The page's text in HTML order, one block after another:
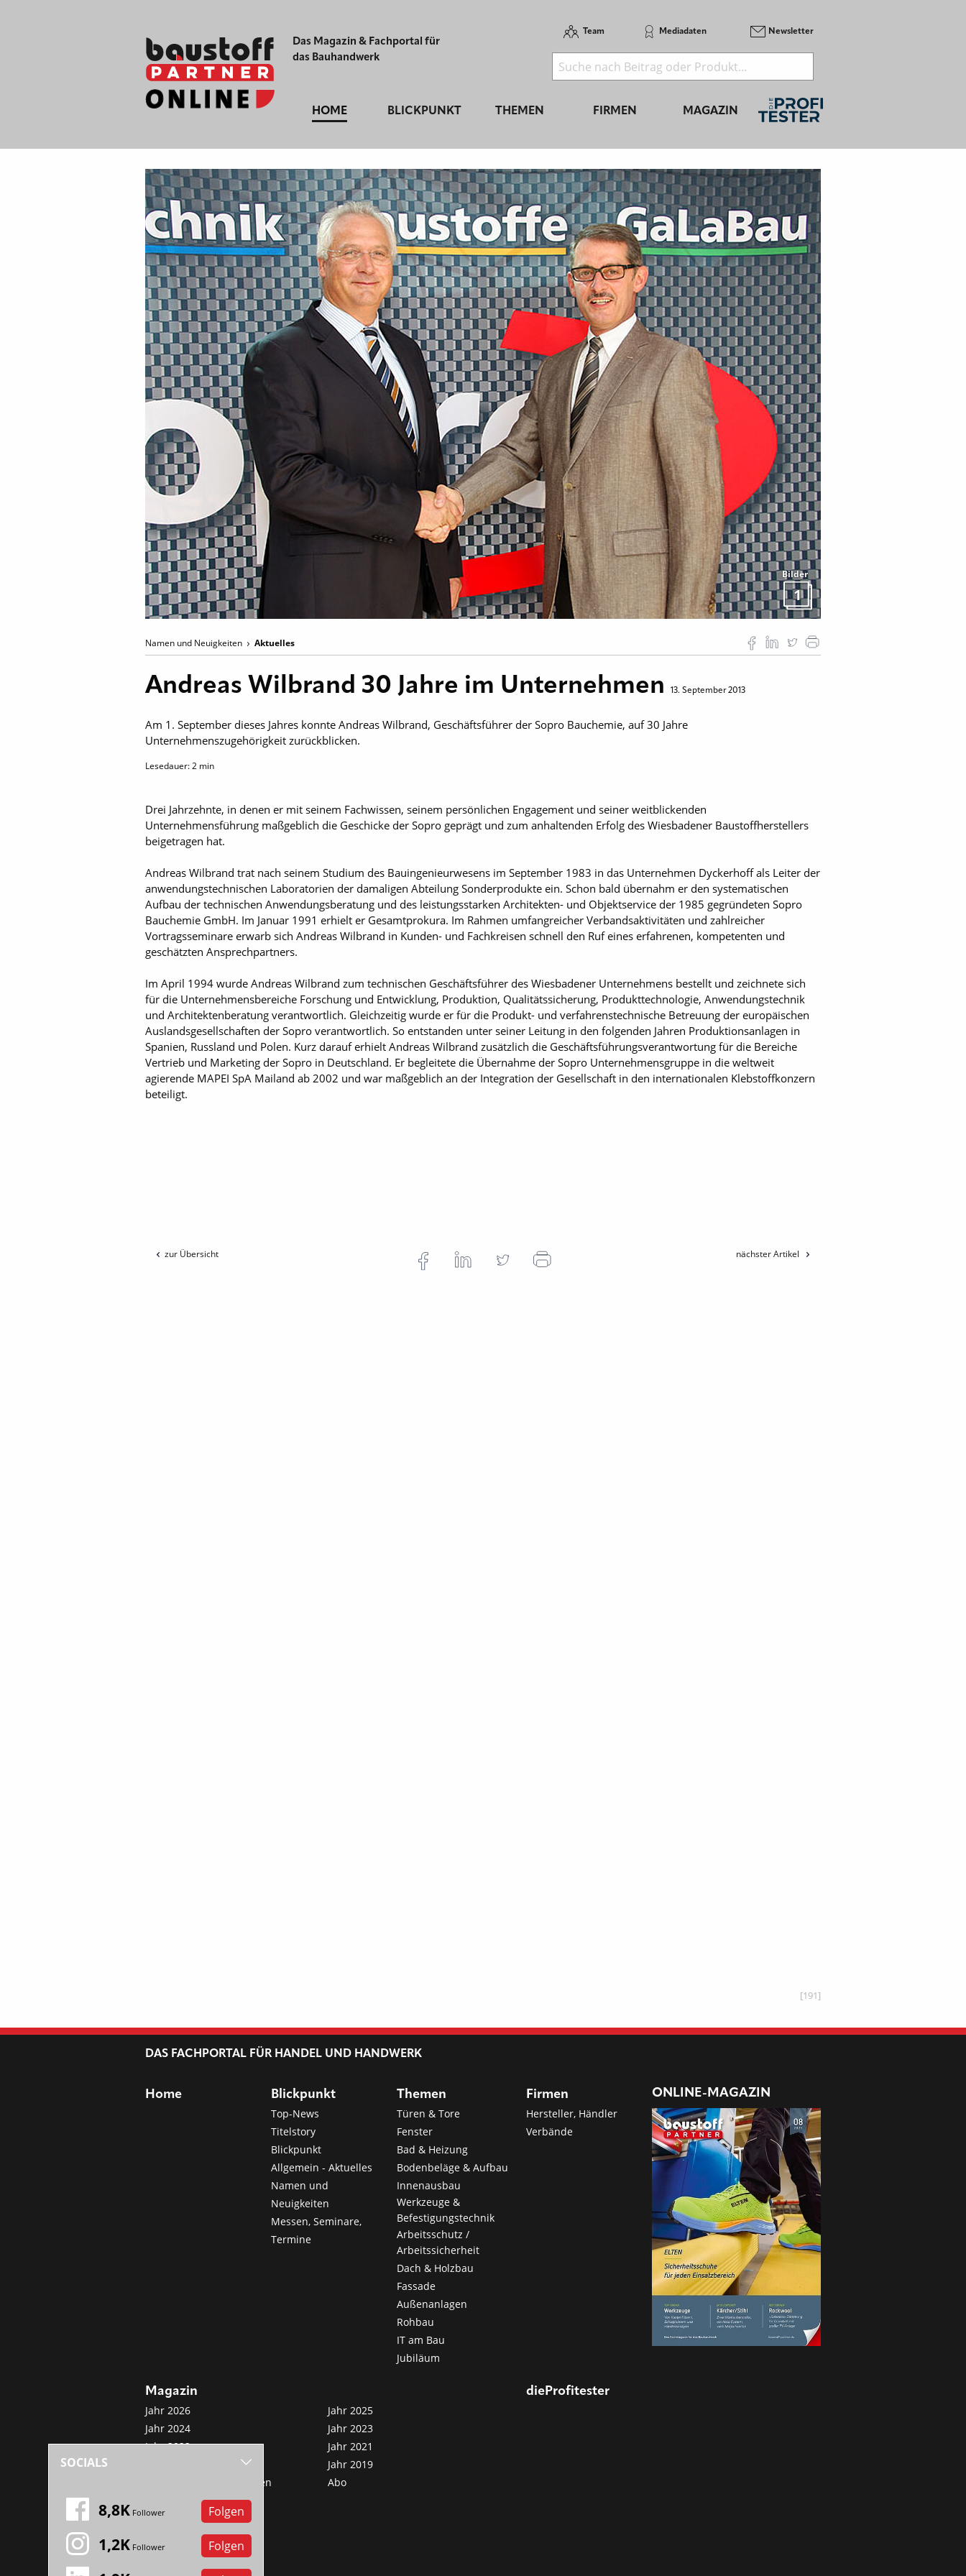
Das Magazin & Fachportal für
das Bauhandwerk
Team Mediadaten Newsletter
HOME BLICKPUNKT THEMEN FIRMEN MAGAZIN
Bilder
1
Namen und Neuigkeiten Aktuelles
Andreas Wilbrand 30 Jahre im Unternehmen 13. September 2013
Am 1. September dieses Jahres konnte Andreas Wilbrand, Geschäftsführer der Sopro Bauchemie, auf 30 Jahre
Unternehmenszugehörigkeit zurückblicken.
Lesedauer:2 min
Drei Jahrzehnte, in denen er mit seinem Fachwissen, seinem persönlichen Engagement und seiner weitblickenden
Unternehmensführung maßgeblich die Geschicke der Sopro geprägt und zum anhaltenden Erfolg des Wiesbadener Baustoffherstellers
beigetragen hat.
Andreas Wilbrand trat nach seinem Studium des Bauingenieurwesens im September 1983 in das Unternehmen Dyckerhoff als Leiter der
anwendungstechnischen Laboratorien der damaligen Abteilung Sonderprodukte ein. Schon bald übernahm er den systematischen
Aufbau der technischen Anwendungsberatung und des leistungsstarken Architekten- und Objektservice der 1985 gegründeten Sopro
Bauchemie GmbH. Im Januar 1991 erhielt er Gesamtprokura. Im Rahmen umfangreicher Verbandsaktivitäten und zahlreicher
Vortragsseminare erwarb sich Andreas Wilbrand in Kunden- und Fachkreisen schnell den Ruf eines erfahrenen, kompetenten und
geschätzten Ansprechpartners.
Im April 1994 wurde Andreas Wilbrand zum technischen Geschäftsführer des Wiesbadener Unternehmens bestellt und zeichnete sich
für die Unternehmensbereiche Forschung und Entwicklung, Produktion, Qualitätssicherung, Produkttechnologie, Anwendungstechnik
und Architektenberatung verantwortlich. Gleichzeitig wurde er für die Produkt- und verfahrenstechnische Betreuung der europäischen
Auslandsgesellschaften der Sopro verantwortlich. So entstanden unter seiner Leitung in den folgenden Jahren Produktionsanlagen in
Spanien, Russland und Polen. Kurz darauf erhielt Andreas Wilbrand zusätzlich die Geschäftsführungsverantwortung für die Bereiche
Vertrieb und Marketing der Sopro in Deutschland. Er begleitete die Übernahme der Sopro Unternehmensgruppe in die weltweit
agierende MAPEI SpA Mailand ab 2002 und war maßgeblich an der Integration der Gesellschaft in den internationalen Klebstoffkonzern
beteiligt.
zur Übersicht nächster Artikel
[191]
DAS FACHPORTAL FÜR HANDEL UND HANDWERK
Home Blickpunkt
Top-News
Titelstory
Blickpunkt
Allgemein - Aktuelles
Namen und
Neuigkeiten
Messen, Seminare,
Termine
Themen
Türen & Tore
Fenster
Bad & Heizung
Bodenbeläge & Aufbau
Innenausbau
Werkzeuge &
Befestigungstechnik
Arbeitsschutz /
Arbeitssicherheit
Dach & Holzbau
Fassade
Außenanlagen
Rohbau
IT am Bau
Jubiläum
Firmen
Hersteller, Händler
Verbände
Magazin
Jahr 2026
Jahr 2025
Jahr 2024
Jahr 2023
Jahr 2022
Jahr 2021
Jahr 2019
Sonderveröffentlichungen
Abo
dieProfitester
ONLINE-MAGAZIN
SOCIALS
8,8K Follower Folgen
1,2K Follower Folgen